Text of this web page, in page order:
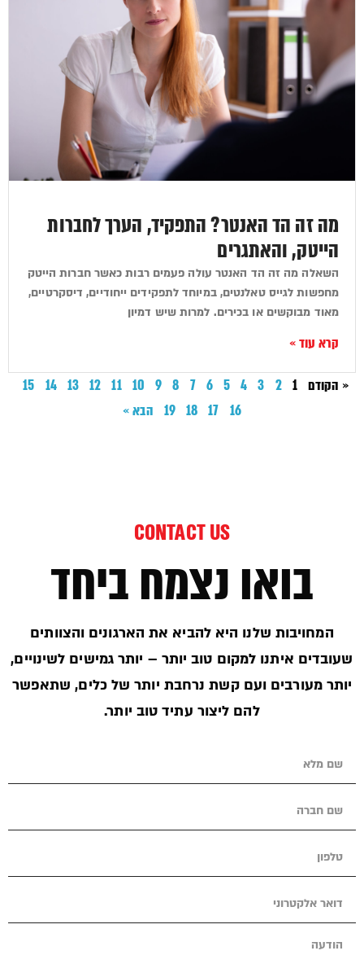
מה זה הד האנטר? התפקיד, הערך לחברות
הייטק, והאתגרים
השאלה מה זה הד האנטר עולה פעמים רבות כאשר חברות הייטק
מחפשות לגייס טאלנטים, במיוחד לתפקידים ייחודיים, דיסקרטיים,
מאוד מבוקשים או בכירים. למרות שיש דמיון
קרא עוד »
« הקודם 1
2
3
4
5
6
7
8
9
10
11
12
13
14
15
16
17
18
19 הבא »
CONTACT US
בואו נצמח ביחד
המחויבות שלנו היא להביא את הארגונים והצוותים
שעובדים איתנו למקום טוב יותר – יותר גמישים לשינויים,
יותר מעורבים ועם קשת נרחבת יותר של כלים, שתאפשר
להם ליצור עתיד טוב יותר.